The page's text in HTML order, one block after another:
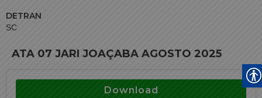
DETRAN
SC
ATA 07 JARI JOAÇABA AGOSTO 2025
Download